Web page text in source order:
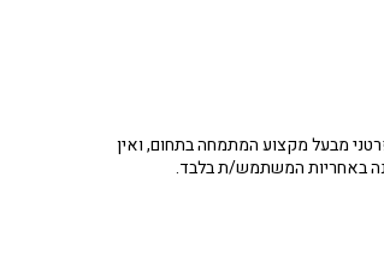
מבעל מקצוע המתמחה בתחום, ואין
באחריות המשתמש/ת בלבד.